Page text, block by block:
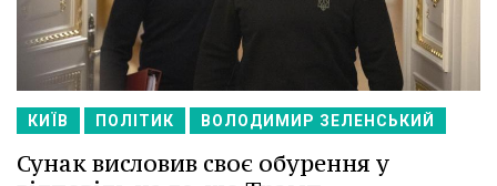
КИЇВ ПОЛІТИК ВОЛОДИМИР ЗЕЛЕНСЬКИЙ
Сунак висловив своє обурення у